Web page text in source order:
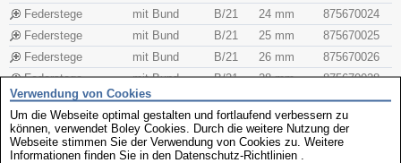
Federstege
mit Bund B/21 24 mm
875670024
Federstege
mit Bund B/21 25 mm
875670025
Federstege
mit Bund B/21 26 mm
875670026
Federstege
mit Bund B/21 28 mm
875670028
Federstege
mit Bund B/21 30 mm
875670030
Federstege
mit Bund B/21 32 mm
875670032
Federstege
mit Bund B/21 34 mm
875670034
Verwendung von Cookies
Um die Webseite optimal gestalten und fortlaufend verbessern zu
können, verwendet Boley Cookies. Durch die weitere Nutzung der
Webseite stimmen Sie der Verwendung von Cookies zu. Weitere
Informationen finden Sie in den Datenschutz-Richtlinien